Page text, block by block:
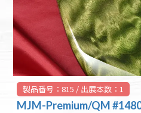
製品番号：815 / 出展本数：1
MJM-Premium/QM